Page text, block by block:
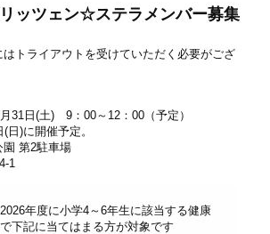
ッツェン☆ステラメンバー募集
トライアウトを受けていただく必要がござ
月31 日(土) 9 ：00～ 12 ：00 （予定）
(日)に開催予定。
園 第2駐車場
1
2026年度に小学4～6年生に該当する健康
下記に当てはまる方が対象です